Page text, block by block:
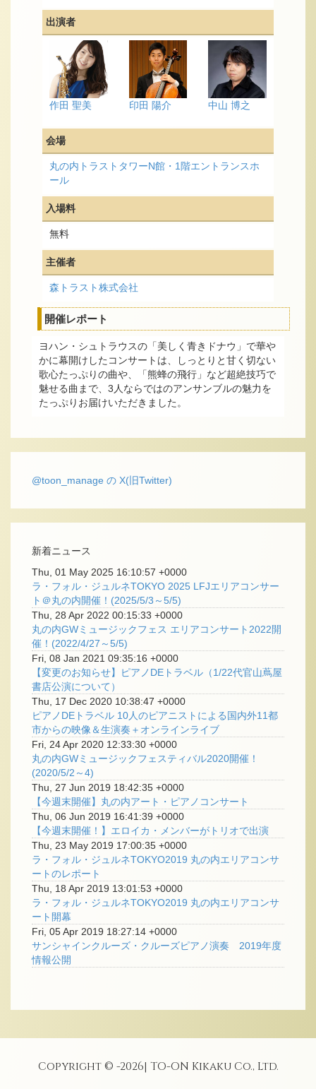
出演者
作田 聖美 印田 陽介 中山 博之
会場
丸の内トラストタワーN館・1階エントランスホ
ール
入場料
無料
主催者
森トラスト株式会社
開催レポート
ヨハン・シュトラウスの「美しく青きドナウ」で華や
かに幕開けしたコンサートは、しっとりと甘く切ない
歌心たっぷりの曲や、「熊蜂の飛行」など超絶技巧で
魅せる曲まで、3人ならではのアンサンブルの魅力を
たっぷりお届けいただきました。
@toon_manage の X(旧Twitter)
新着ニュース
Thu, 01 May 2025 16:10:57 +0000
ラ・フォル・ジュルネTOKYO 2025 LFJエリアコンサー
ト＠丸の内開催！(2025/5/3～5/5)
Thu, 28 Apr 2022 00:15:33 +0000
丸の内GWミュージックフェス エリアコンサート2022開
催！(2022/4/27～5/5)
Fri, 08 Jan 2021 09:35:16 +0000
【変更のお知らせ】ピアノDEトラベル（1/22代官山蔦屋
書店公演について）
Thu, 17 Dec 2020 10:38:47 +0000
ピアノDEトラベル 10人のピアニストによる国内外11都
市からの映像＆生演奏＋オンラインライブ
Fri, 24 Apr 2020 12:33:30 +0000
丸の内GWミュージックフェスティバル2020開催！
(2020/5/2～4)
Thu, 27 Jun 2019 18:42:35 +0000
【今週末開催】丸の内アート・ピアノコンサート
Thu, 06 Jun 2019 16:41:39 +0000
【今週末開催！】エロイカ・メンバーがトリオで出演
Thu, 23 May 2019 17:00:35 +0000
ラ・フォル・ジュルネTOKYO2019 丸の内エリアコンサ
ートのレポート
Thu, 18 Apr 2019 13:01:53 +0000
ラ・フォル・ジュルネTOKYO2019 丸の内エリアコンサ
ート開幕
Fri, 05 Apr 2019 18:27:14 +0000
サンシャインクルーズ・クルーズピアノ演奏 2019年度
情報公開
Copyright © -2026| TO-ON Kikaku Co., Ltd.